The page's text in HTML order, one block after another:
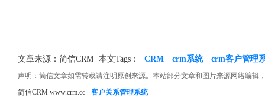
文章来源：简信CRM 本文Tags： CRM crm系统 crm客户管理
声明：简信文章如需转载请注明原创来源。本站部分文章和图片来源网络编
简信CRM www.crm.cc
客户关系管理系统